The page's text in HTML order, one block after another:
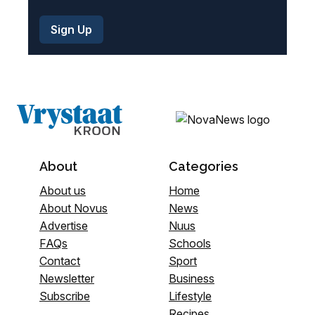
About
About us
About Novus
Advertise
FAQs
Contact
Newsletter
Subscribe
Categories
Home
News
Nuus
Schools
Sport
Business
Lifestyle